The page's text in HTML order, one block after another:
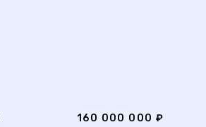
160 000 000 ₽